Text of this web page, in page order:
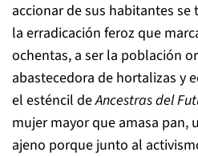
accionar de sus habitantes
la erradicación feroz que
ochentas, a ser la población
abastecedora de hortalizas y
el esténcil deAncestras del
mujer mayor que amasa pan,
ajeno porque junto al